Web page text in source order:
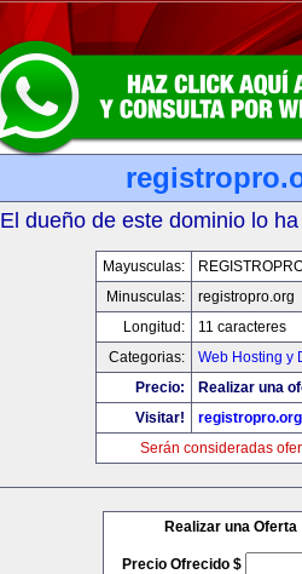
El dueño de este dominio lo
Mayusculas:
Minusculas:
registropro.org
Longitud:
11 caracteres
Categorias:
Web Hosting y
Precio:
Realizar una
Visitar!
registropro.org
Serán consideradas
Realizar una Oferta
Precio Ofrecido $